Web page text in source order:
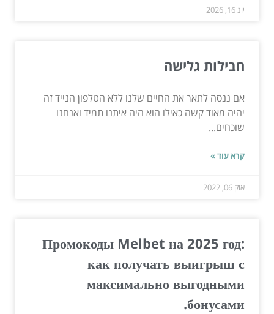
יונ 16, 2026
חבילות גלישה
אם ננסה לתאר את החיים שלנו ללא הטלפון הנייד זה
יהיה מאוד קשה כאילו הוא היה איתנו תמיד ואנחנו
שוכחים...
קרא עוד »
אוק 06, 2022
Промокоды Melbet на 2025 год:
как получать выигрыш с
максимально выгодными
бонусами.